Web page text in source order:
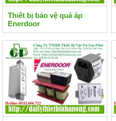
Thiết bị bảo vệ quá áp
Enerdoor